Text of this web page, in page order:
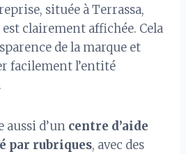
située à Terrassa,
est clairement affichée. Cela
de la marque et
facilement l’entité
aussi d’un centre d’aide
par rubriques, avec des